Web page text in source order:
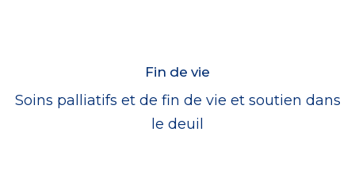
Fin de vie
Soins palliatifs et de fin de vie et soutien dans
le deuil